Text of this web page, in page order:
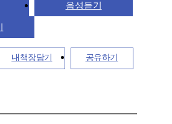
음성듣기
내책장담기 공유하기